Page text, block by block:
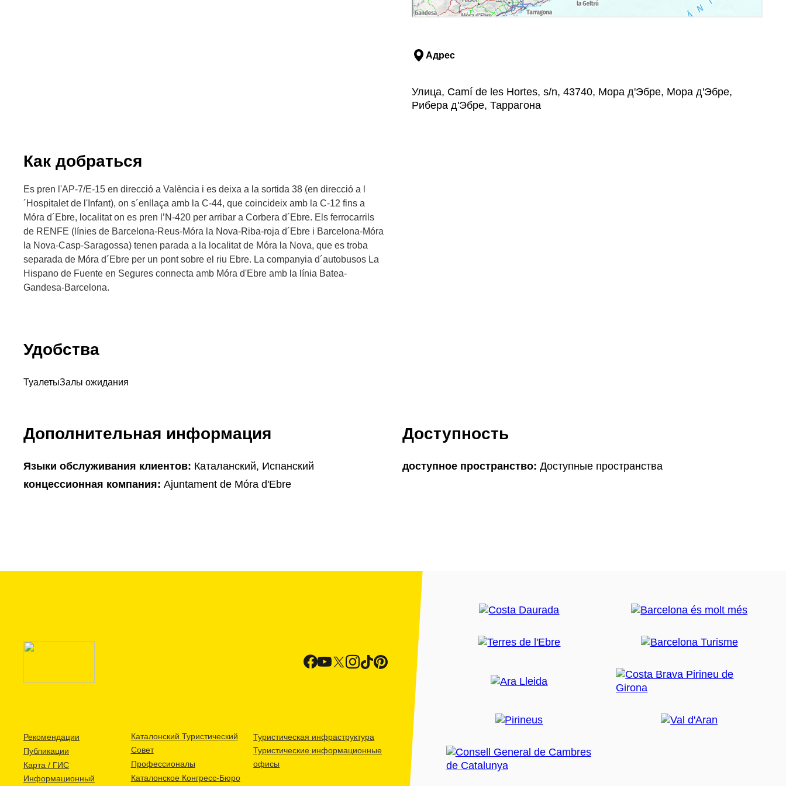
Адрес
Улица, Camí de les Hortes, s/n, 43740, Мора д'Эбре, Мора д'Эбре,
Рибера д'Эбре, Таррагона
Как добраться
Es pren l'AP-7/E-15 en direcció a València i es deixa a la sortida 38 (en direcció a l
´Hospitalet de l'Infant), on s´enllaça amb la C-44, que coincideix amb la C-12 fins a
Móra d´Ebre, localitat on es pren l’N-420 per arribar a Corbera d´Ebre. Els ferrocarrils
de RENFE (línies de Barcelona-Reus-Móra la Nova-Riba-roja d´Ebre i Barcelona-Móra
la Nova-Casp-Saragossa) tenen parada a la localitat de Móra la Nova, que es troba
separada de Móra d´Ebre per un pont sobre el riu Ebre. La companyia d´autobusos La
Hispano de Fuente en Segures connecta amb Móra d'Ebre amb la línia Batea-
Gandesa-Barcelona.
Удобства
ТуалетыЗалы ожидания
Дополнительная информация
Языки обслуживания клиентов: Каталанский, Испанский
концессионная компания: Ajuntament de Móra d'Ebre
Доступность
доступное пространство: Доступные пространства
Рекомендации
Публикации
Карта / ГИС
Информационный
Каталонский Туристический
Совет
Профессионалы
Каталонское Конгресс-Бюро
Туристическая инфраструктура
Туристические информационные
офисы